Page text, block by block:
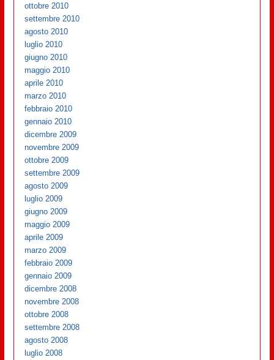
ottobre 2010
settembre 2010
agosto 2010
luglio 2010
giugno 2010
maggio 2010
aprile 2010
marzo 2010
febbraio 2010
gennaio 2010
dicembre 2009
novembre 2009
ottobre 2009
settembre 2009
agosto 2009
luglio 2009
giugno 2009
maggio 2009
aprile 2009
marzo 2009
febbraio 2009
gennaio 2009
dicembre 2008
novembre 2008
ottobre 2008
settembre 2008
agosto 2008
luglio 2008